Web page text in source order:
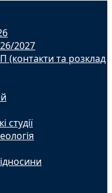
2027
(контакти та розклад
студії